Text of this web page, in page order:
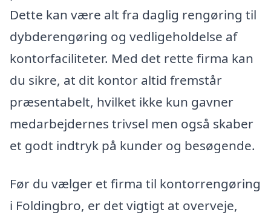
Dette kan være alt fra daglig rengøring til
dybderengøring og vedligeholdelse af
kontorfaciliteter. Med det rette firma kan
du sikre, at dit kontor altid fremstår
præsentabelt, hvilket ikke kun gavner
medarbejdernes trivsel men også skaber
et godt indtryk på kunder og besøgende.
Før du vælger et firma til kontorrengøring
i Foldingbro, er det vigtigt at overveje,